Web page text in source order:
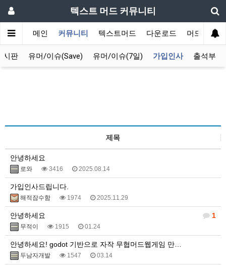
텍스트 머드 커뮤니티
메인 커뮤니티 텍스트머드 다운로드 머드 잡담
시판 유머/이슈(Save) 유머/이슈(7일) 가입인사 출석부
제목
안녕하세요
로와 3416 2025.08.14
가입인사드립니다.
해적잠수함 1974 2025.11.29
1
안녕하세요
무적이 1915 01.24
안녕하세요! godot 기반으로 자작 무협머드웹게임 만…
두남자개발 1547 03.14